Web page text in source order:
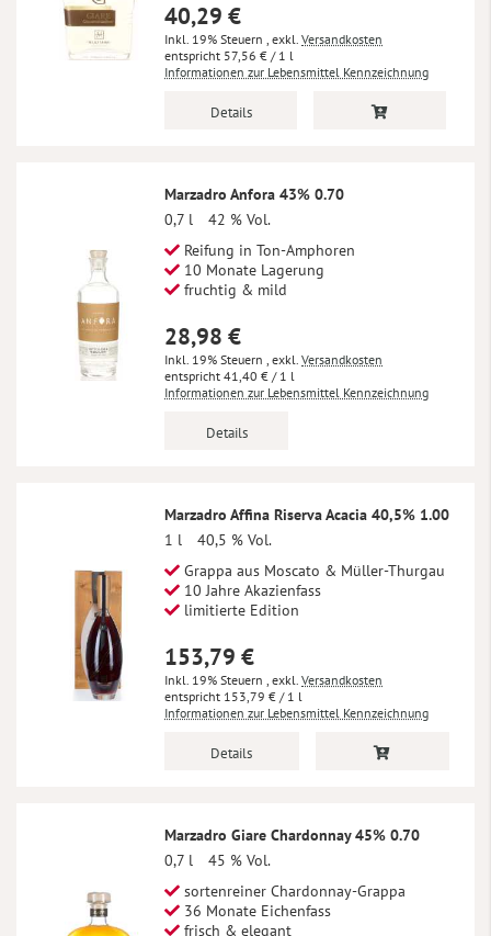
40,29 €
Inkl. 19% Steuern , exkl. Versandkosten
57,56 € / 1 l
Informationen zur Lebensmittel Kennzeichnung
Details
Marzadro Anfora 43% 0.70
0,7 l
42 % Vol.
Reifung in Ton-Amphoren
10 Monate Lagerung
fruchtig & mild
28,98 €
Inkl. 19% Steuern , exkl. Versandkosten
41,40 € / 1 l
Informationen zur Lebensmittel Kennzeichnung
Details
Marzadro Affina Riserva Acacia 40,5% 1.00
1 l
40,5 % Vol.
Grappa aus Moscato & Müller-Thurgau
10 Jahre Akazienfass
limitierte Edition
153,79 €
Inkl. 19% Steuern , exkl. Versandkosten
153,79 € / 1 l
Informationen zur Lebensmittel Kennzeichnung
Details
Marzadro Giare Chardonnay 45% 0.70
0,7 l
45 % Vol.
sortenreiner Chardonnay-Grappa
36 Monate Eichenfass
frisch & elegant